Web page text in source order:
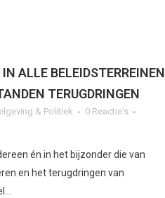
ALLE BELEIDSTERREINEN
TERUGDRINGEN
& Politiek
0 Reactie's
én in het bijzonder die van
en het terugdringen van